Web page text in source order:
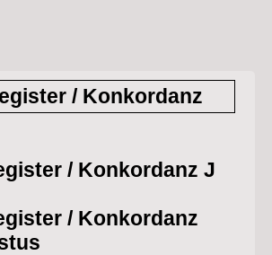
/ Konkordanz
/ Konkordanz J
/ Konkordanz